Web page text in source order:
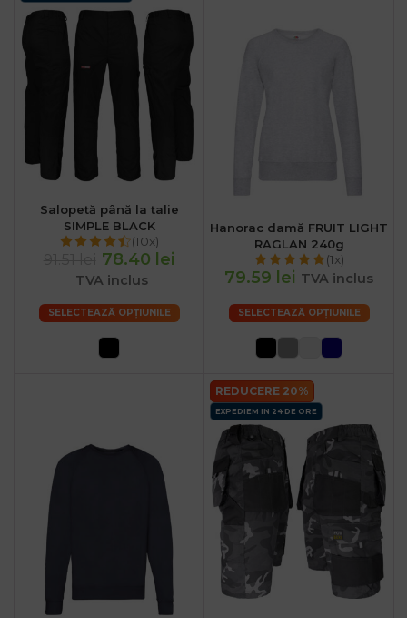
Salopetă până la talie
SIMPLE BLACK
(10x)
78.40 lei
TVA inclus
SELECTEAZĂ OPȚIUNILE
Hanorac damă FRUIT LIGHT
RAGLAN 240g
(1x)
79.59 lei TVA inclus
SELECTEAZĂ OPȚIUNILE
REDUCERE 20%
EXPEDIEM IN 24 DE ORE